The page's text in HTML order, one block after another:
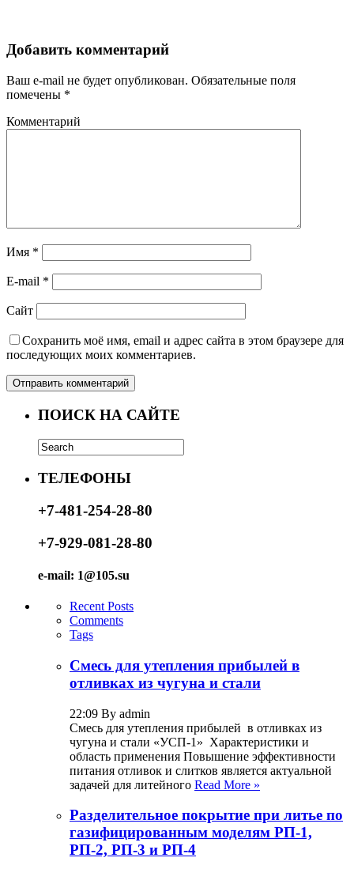
Добавить комментарий
Ваш e-mail не будет опубликован. Обязательные поля
помечены *
Комментарий
Имя *
E-mail *
Сайт
Сохранить моё имя, email и адрес сайта в этом браузере для
последующих моих комментариев.
ПОИСК НА САЙТЕ
ТЕЛЕФОНЫ
+7-481-254-28-80
+7-929-081-28-80
e-mail: 1@105.su
Recent Posts
Comments
Tags
Смесь для утепления прибылей в
отливках из чугуна и стали
22:09 By admin
Смесь для утепления прибылей в отливках из
чугуна и стали «УСП-1» Характеристики и
область применения Повышение эффективности
питания отливок и слитков является актуальной
задачей для литейного Read More »
Разделительное покрытие при литье по
газифицированным моделям РП-1,
РП-2, РП-3 и РП-4